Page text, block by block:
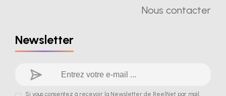
Nous contacter
Newsletter
Si vous consentez à recevoir la Newsletter de ReelNet par mail,